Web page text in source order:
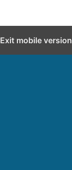
Exit mobile version